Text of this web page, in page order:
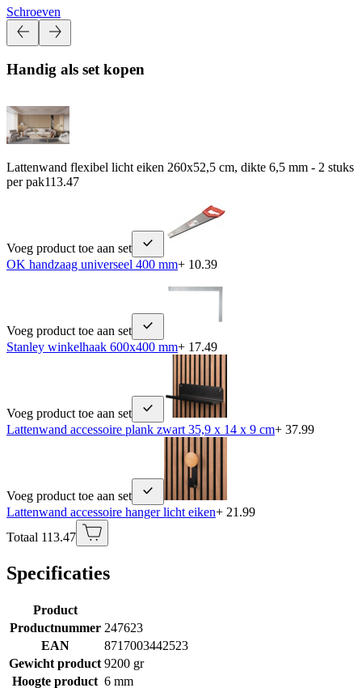
Schroeven
Handig als set kopen
Lattenwand flexibel licht eiken 260x52,5 cm, dikte 6,5 mm - 2 stuks
per pak113.47
Voeg product toe aan set
OK handzaag universeel 400 mm+ 10.39
Voeg product toe aan set
Stanley winkelhaak 600x400 mm+ 17.49
Voeg product toe aan set
Lattenwand accessoire plank zwart 35,9 x 14 x 9 cm+ 37.99
Voeg product toe aan set
Lattenwand accessoire hanger licht eiken+ 21.99
Totaal 113.47
Specificaties
Product
Productnummer 247623
EAN
8717003442523
Gewicht product 9200 gr
Hoogte product 6 mm